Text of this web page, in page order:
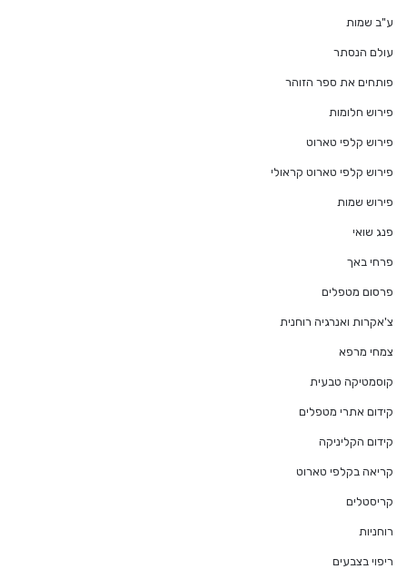
ע"ב שמות
עולם הנסתר
פותחים את ספר הזוהר
פירוש חלומות
פירוש קלפי טארוט
פירוש קלפי טארוט קראולי
פירוש שמות
פנג שואי
פרחי באך
פרסום מטפלים
צ'אקרות ואנרגיה רוחנית
צמחי מרפא
קוסמטיקה טבעית
קידום אתרי מטפלים
קידום הקליניקה
קריאה בקלפי טארוט
קריסטלים
רוחניות
ריפוי בצבעים